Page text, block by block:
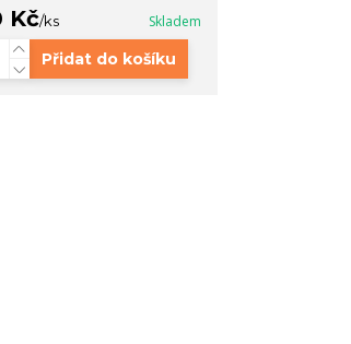
Kč/ks Skladem
Přidat do košíku